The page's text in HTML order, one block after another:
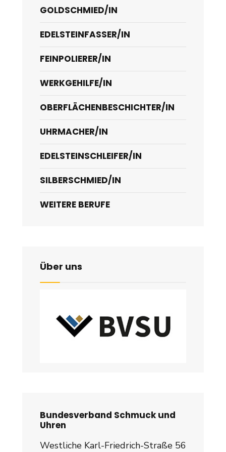
GOLDSCHMIED/IN
EDELSTEINFASSER/IN
FEINPOLIERER/IN
WERKGEHILFE/IN
OBERFLÄCHENBESCHICHTER/IN
UHRMACHER/IN
EDELSTEINSCHLEIFER/IN
SILBERSCHMIED/IN
WEITERE BERUFE
Über uns
Bundesverband Schmuck und
Uhren
Westliche Karl-Friedrich-Straße 56